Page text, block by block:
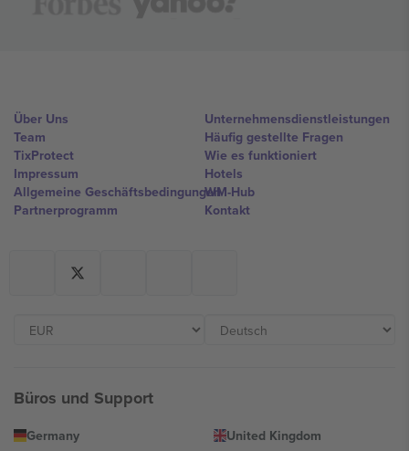
Über Uns
Team
TixProtect
Impressum
Allgemeine Geschäftsbedingungen
Partnerprogramm
Unternehmensdienstleistungen
Häufig gestellte Fragen
Wie es funktioniert
Hotels
WM-Hub
Kontakt
Büros und Support
Germany
United Kingdom